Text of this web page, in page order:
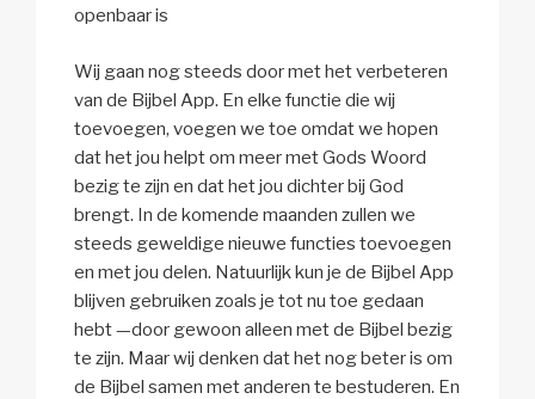
openbaar is
Wij gaan nog steeds door met het verbeteren
van de Bijbel App. En elke functie die wij
toevoegen, voegen we toe omdat we hopen
dat het jou helpt om meer met Gods Woord
bezig te zijn en dat het jou dichter bij God
brengt. In de komende maanden zullen we
steeds geweldige nieuwe functies toevoegen
en met jou delen. Natuurlijk kun je de Bijbel App
blijven gebruiken zoals je tot nu toe gedaan
hebt —door gewoon alleen met de Bijbel bezig
te zijn. Maar wij denken dat het nog beter is om
de Bijbel samen met anderen te bestuderen. En